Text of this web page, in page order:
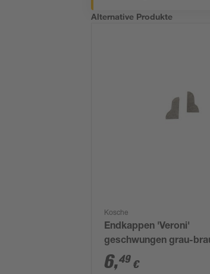
Alternative Produkte
Kosche
Endkappen 'Veroni'
geschwungen grau-
Stück
6,49 €